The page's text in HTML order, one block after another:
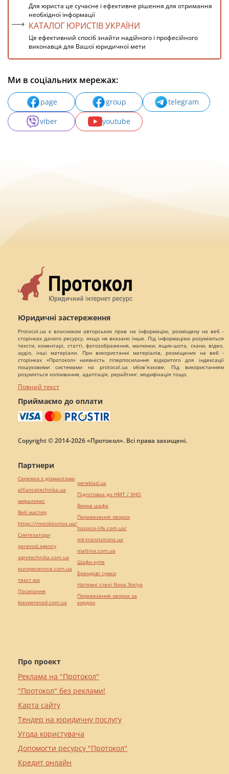
Для юриста це сучасне і ефективне рішення для отримання
необхідної інформації
КАТАЛОГ ЮРИСТІВ УКРАЇНИ
Це ефективний спосіб знайти надійного і професійного
виконавця для Вашої юридичної мети
Ми в соціальних мережах:
page group
telegram
viber
youtube
Юридичні застереження
Protocol.ua є власником авторських прав на інформацію, розміщену на веб -
сторінках даного ресурсу, якщо не вказано інше. Під інформацією розуміються
тексти, коментарі, статті, фотозображення, малюнки, ящик-шота, скани, відео,
аудіо, інші матеріали. При використанні матеріалів, розміщених на веб -
сторінках «Протокол» наявність гіперпосилання відкритого для індексації
пошуковими системами на protocol.ua обов`язкове. Під використанням
розуміється копіювання, адаптація, рерайтинг, модифікація тощо.
Повний текст
Приймаємо до оплати
Copyright © 2014-2026 «Протокол». Всі права захищені.
Про проект
Реклама на "Протокол"
"Протокол" без реклами!
Карта сайту
Тендер на юридичну послугу
Угода користувача
Допомогти ресурсу "Протокол"
Кредит онлайн
Партнери
Сережки з діамантами
alliancetechnika.ua
миралинкс
Веб мастер
https://motokosmos.ua/
Синтезатори
perevod.agency
agrotechnika.com.ua
europeservice.com.ua
текст юа
Посилання
kievperevod.com.ua
pereklad.ua
Підготовка до НМТ / ЗНО
Винна шафа
Перевезення хворих
hospice-life.com.ua/
mk-translations.ua
maltina.com.ua
Шафи купе
Брендові сумки
Натяжні стелі Nova Stelya
Перевезення хворих за
кордон